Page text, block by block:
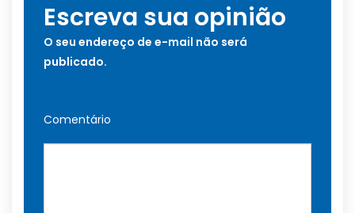
Escreva sua opinião
O seu endereço de e-mail não será
publicado.
Comentário